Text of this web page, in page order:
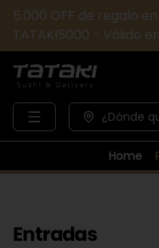
5.000 OFF de regalo
TATAKI5000 - Válido
¿Dónde
Home
Entradas